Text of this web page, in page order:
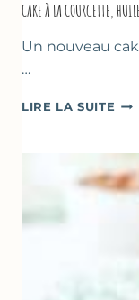
CAKE À LA COURGETTE,
Un nouveau
…
LIRE LA SUITE